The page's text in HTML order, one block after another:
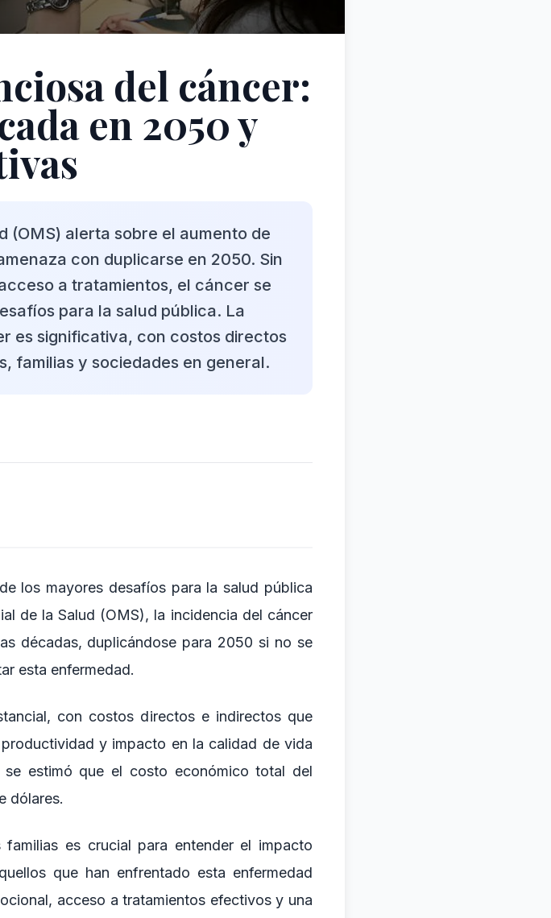
del cáncer:
en 2050 y
(OMS) alerta sobre el aumento de
con duplicarse en 2050. Sin
a tratamientos, el cáncer se
para la salud pública. La
es significativa, con costos directos
familias y sociedades en general.
los mayores desafíos para la salud pública
de la Salud (OMS), la incidencia del cáncer
décadas, duplicándose para 2050 si no se
esta enfermedad.
con costos directos e indirectos que
y impacto en la calidad de vida
estimó que el costo económico total del
dólares.
es crucial para entender el impacto
que han enfrentado esta enfermedad
acceso a tratamientos efectivos y una